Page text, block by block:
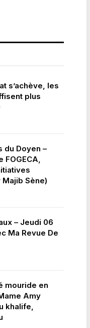
s’achève, les
plus
du Doyen –
FOGECA,
Sène)
– Jeudi 06
Ma Revue De
mouride en
Amy
khalife,